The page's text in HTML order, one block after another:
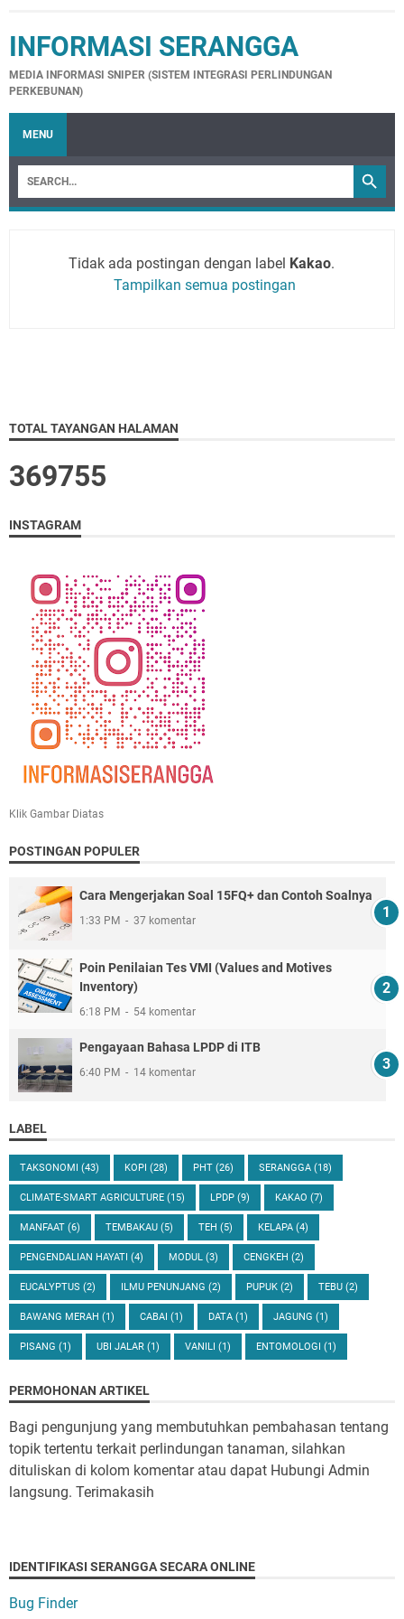
INFORMASI SERANGGA
MEDIA INFORMASI SNIPER (SISTEM INTEGRASI PERLINDUNGAN
PERKEBUNAN)
MENU
Tidak ada postingan dengan label Kakao.
Tampilkan semua postingan
TOTAL TAYANGAN HALAMAN
369755
INSTAGRAM
Klik Gambar Diatas
POSTINGAN POPULER
Cara Mengerjakan Soal 15FQ+ dan Contoh Soalnya
1:33 PM 37 komentar
Poin Penilaian Tes VMI (Values and Motives
Inventory)
6:18 PM 54 komentar
Pengayaan Bahasa LPDP di ITB
6:40 PM 14 komentar
LABEL
TAKSONOMI (43) KOPI (28) PHT (26) SERANGGA (18)
CLIMATE-SMART AGRICULTURE (15) LPDP (9) KAKAO (7)
MANFAAT (6) TEMBAKAU (5) TEH (5) KELAPA (4)
PENGENDALIAN HAYATI (4) MODUL (3) CENGKEH (2)
EUCALYPTUS (2) ILMU PENUNJANG (2) PUPUK (2) TEBU (2)
BAWANG MERAH (1) CABAI (1) DATA (1) JAGUNG (1)
PISANG (1) UBI JALAR (1) VANILI (1) ENTOMOLOGI (1)
PERMOHONAN ARTIKEL
Bagi pengunjung yang membutuhkan pembahasan tentang
topik tertentu terkait perlindungan tanaman, silahkan
dituliskan di kolom komentar atau dapat Hubungi Admin
langsung. Terimakasih
IDENTIFIKASI SERANGGA SECARA ONLINE
Bug Finder